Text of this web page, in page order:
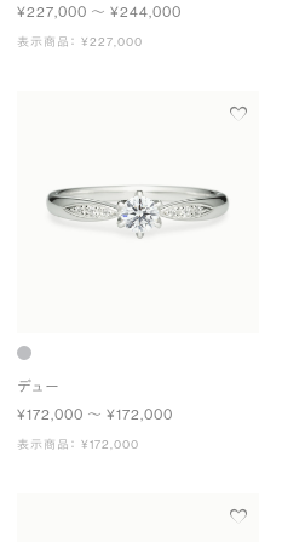
¥227,000 〜 ¥244,000
表示商品： ¥227,000
デュー
¥172,000 〜 ¥172,000
表示商品： ¥172,000